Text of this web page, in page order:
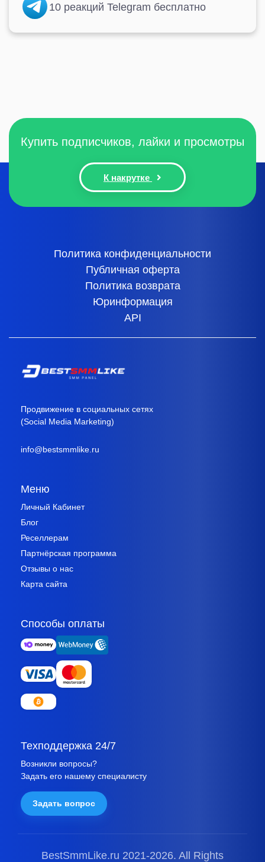
10 реакций Telegram бесплатно
Купить подписчиков, лайки и просмотры
К накрутке
Политика конфиденциальности
Публичная оферта
Политика возврата
Юринформация
API
Продвижение в социальных сетях
(Social Media Marketing)
info@bestsmmlike.ru
Меню
Личный Кабинет
Блог
Реселлерам
Партнёрская программа
Отзывы о нас
Карта сайта
Способы оплаты
Техподдержка 24/7
Возникли вопросы?
Задать его нашему специалисту
Задать вопрос
BestSmmLike.ru 2021-2026. All Rights